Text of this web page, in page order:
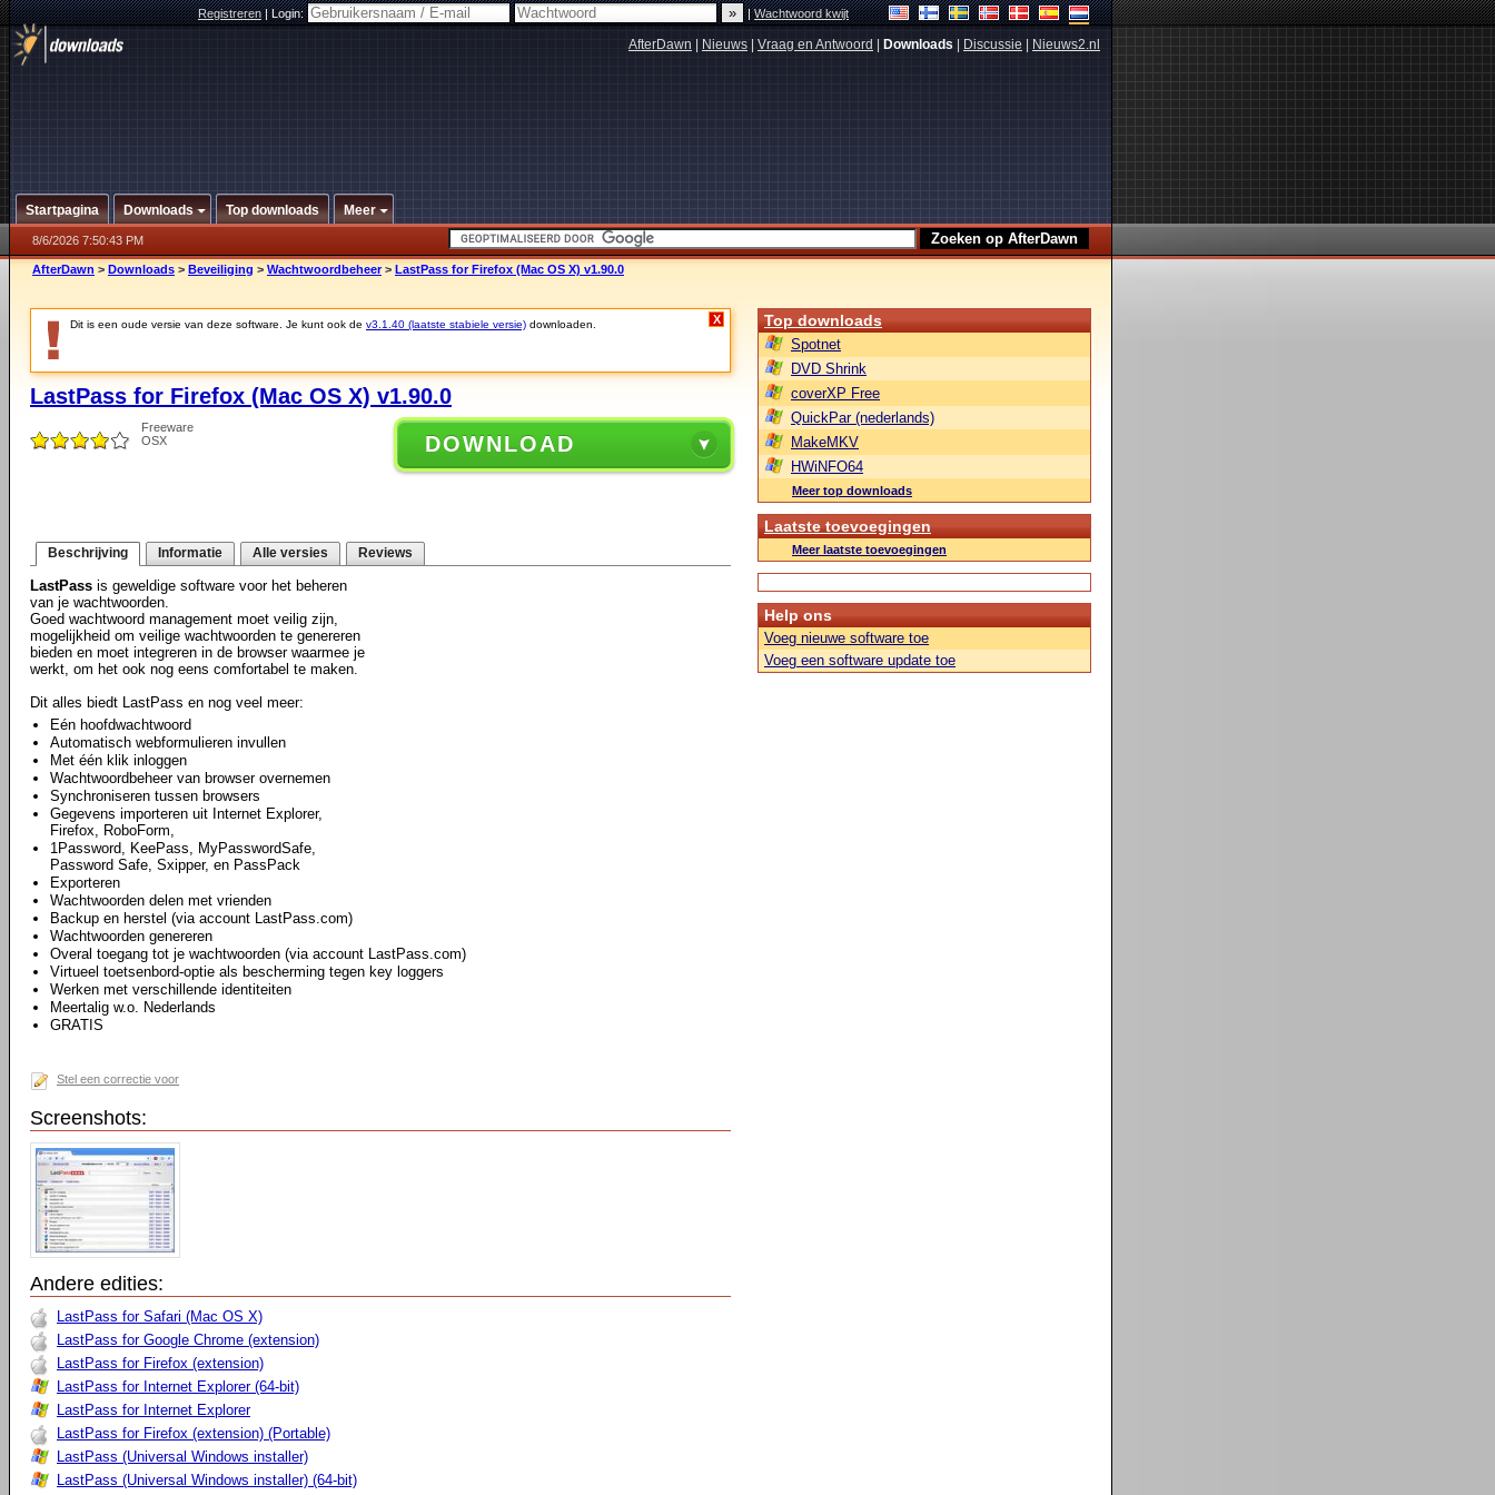
Registreren|Login: |Wachtwoord kwijt
AfterDawn Nieuws Vraag en Antwoord Downloads Discussie Nieuws2.nl
Startpagina Downloads Top downloads Meer
8/6/2026 7:50:43 PM
AfterDawn > Downloads > Beveiliging > Wachtwoordbeheer > LastPass for Firefox (Mac OS X) v1.90.0
Dit is een oude versie van deze software. Je kunt ook de v3.1.40 (laatste stabiele versie) downloaden. X
LastPass for Firefox (Mac OS X) v1.90.0
Freeware
OSX
DOWNLOAD
Beschrijving Informatie Alle versies Reviews
LastPass is geweldige software voor het beheren
van je wachtwoorden.
Goed wachtwoord management moet veilig zijn,
mogelijkheid om veilige wachtwoorden te genereren
bieden en moet integreren in de browser waarmee je
werkt, om het ook nog eens comfortabel te maken.
Dit alles biedt LastPass en nog veel meer:
Eén hoofdwachtwoord
Automatisch webformulieren invullen
Met één klik inloggen
Wachtwoordbeheer van browser overnemen
Synchroniseren tussen browsers
Gegevens importeren uit Internet Explorer,
Firefox, RoboForm,
1Password, KeePass, MyPasswordSafe,
Password Safe, Sxipper, en PassPack
Exporteren
Wachtwoorden delen met vrienden
Backup en herstel (via account LastPass.com)
Wachtwoorden genereren
Overal toegang tot je wachtwoorden (via account LastPass.com)
Virtueel toetsenbord-optie als bescherming tegen key loggers
Werken met verschillende identiteiten
Meertalig w.o. Nederlands
GRATIS
Stel een correctie voor
Screenshots:
Andere edities:
LastPass for Safari (Mac OS X)
LastPass for Google Chrome (extension)
LastPass for Firefox (extension)
LastPass for Internet Explorer (64-bit)
LastPass for Internet Explorer
LastPass for Firefox (extension) (Portable)
LastPass (Universal Windows installer)
LastPass (Universal Windows installer) (64-bit)
Top downloads
Spotnet
DVD Shrink
coverXP Free
QuickPar (nederlands)
MakeMKV
HWiNFO64
Meer top downloads
Laatste toevoegingen
Meer laatste toevoegingen
Help ons
Voeg nieuwe software toe
Voeg een software update toe